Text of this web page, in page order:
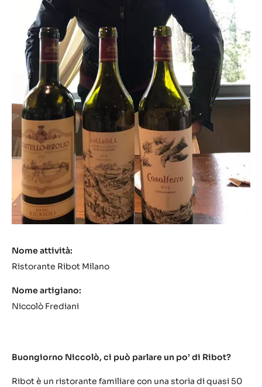
Nome attività:
Ristorante Ribot Milano
Nome artigiano:
Niccolò Frediani
Buongiorno Niccolò, ci può parlare un po’ di Ribot?
Ribot è un ristorante familiare con una storia di quasi 50